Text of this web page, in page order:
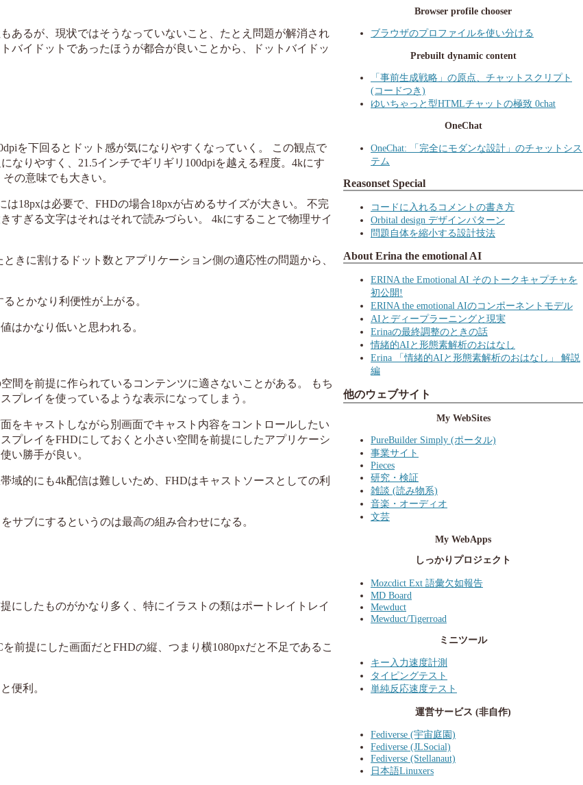
あるが、現状ではそうなっていないこと、たとえ問題が解消され
バイドットであったほうが都合が良いことから、ドットバイドッ
を下回るとドット感が気になりやすくなっていく。 この観点で
りやすく、21.5インチでギリギリ100dpiを越える程度。4kにす
の意味でも大きい。
18pxは必要で、FHDの場合18pxが占めるサイズが大きい。 不完
すぎる文字はそれはそれで読みづらい。 4kにすることで物理サイ
きに割けるドット数とアプリケーション側の適応性の問題から、
とかなり利便性が上がる。
はかなり低いと思われる。
間を前提に作られているコンテンツに適さないことがある。 もち
プレイを使っているような表示になってしまう。
をキャストしながら別画面でキャスト内容をコントロールしたい
プレイをFHDにしておくと小さい空間を前提にしたアプリケーシ
い勝手が良い。
域的にも4k配信は難しいため、FHDはキャストソースとしての利
サブにするというのは最高の組み合わせになる。
にしたものがかなり多く、特にイラストの類はポートレイトレイ
前提にした画面だとFHDの縦、つまり横1080pxだと不足であるこ
便利。
Browser profile chooser
ブラウザのプロファイルを使い分ける
Prebuilt dynamic content
「事前生成戦略」の原点、チャットスクリプト
(コードつき)
ゆいちゃっと型HTMLチャットの極致 0chat
OneChat
OneChat: 「完全にモダンな設計」のチャットシス
テム
Reasonset Special
コードに入れるコメントの書き方
Orbital design デザインパターン
問題自体を縮小する設計技法
About Erina the emotional AI
ERINA the Emotional AI そのトークキャプチャを
初公開!
ERINA the emotional AIのコンポーネントモデル
AIとディープラーニングと現実
Erinaの最終調整のときの話
情緒的AIと形態素解析のおはなし
Erina 「情緒的AIと形態素解析のおはなし」 解説
編
他のウェブサイト
My WebSites
PureBuilder Simply (ポータル)
事業サイト
Pieces
研究・検証
雑談 (読み物系)
音楽・オーディオ
文芸
My WebApps
しっかりプロジェクト
Mozcdict Ext 語彙欠如報告
MD Board
Mewduct
Mewduct/Tigerroad
ミニツール
キー入力速度計測
タイピングテスト
単純反応速度テスト
運営サービス (非自作)
Fediverse (宇宙庭園)
Fediverse (JLSocial)
Fediverse (Stellanaut)
日本語Linuxers